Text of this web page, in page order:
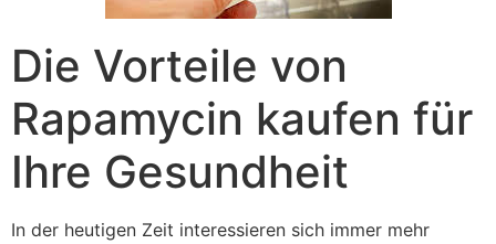
Die Vorteile von
Rapamycin kaufen für
Ihre Gesundheit
In der heutigen Zeit interessieren sich immer mehr